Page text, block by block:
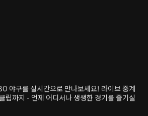
야구를 실시간으로 만나보세요! 라이브 중계
립까지 - 언제 어디서나 생생한 경기를 즐기실